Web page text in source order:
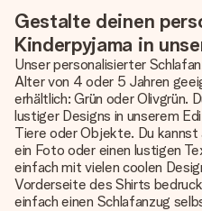
Gestalte deinen
Kinderpyjama in
Unser personalisierter
Alter von 4 oder 5 Jahren
erhältlich: Grün oder Olivgrün.
lustiger Designs in unserem
Tiere oder Objekte. Du kannst
ein Foto oder einen lustigen
einfach mit vielen coolen
Vorderseite des Shirts
einfach einen Schlafanzug